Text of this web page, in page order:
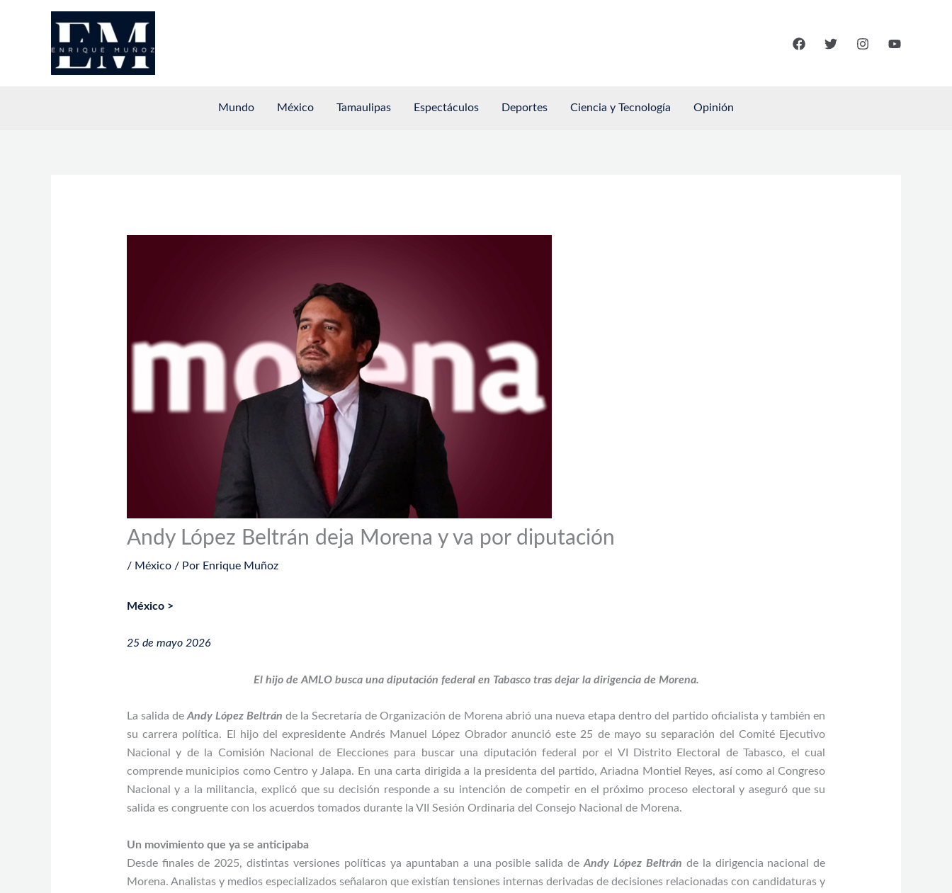
Mundo México Tamaulipas Espectáculos Deportes Ciencia y Tecnología Opinión
Andy López Beltrán deja Morena y va por diputación
/ México/ Por Enrique Muñoz
México >
25 de mayo 2026
El hijo de AMLO busca una diputación federal en Tabasco tras dejar la dirigencia de Morena.
La salida deAndy López Beltrán de la Secretaría de Organización de Morena abrió una nueva etapa dentro del partido oficialista y también en
su carrera política. El hijo del expresidente Andrés Manuel López Obrador anunció este 25 de mayo su separación del Comité Ejecutivo
Nacional y de la Comisión Nacional de Elecciones para buscar una diputación federal por el VI Distrito Electoral de Tabasco, el cual
comprende municipios como Centro y Jalapa. En una carta dirigida a la presidenta del partido, Ariadna Montiel Reyes, así como al Congreso
Nacional y a la militancia, explicó que su decisión responde a su intención de competir en el próximo proceso electoral y aseguró que su
salida es congruente con los acuerdos tomados durante la VII Sesión Ordinaria del Consejo Nacional de Morena.
Un movimiento que ya se anticipaba
Desde finales de 2025, distintas versiones políticas ya apuntaban a una posible salida deAndy López Beltrán de la dirigencia nacional de
Morena. Analistas y medios especializados señalaron que existían tensiones internas derivadas de decisiones relacionadas con candidaturas y